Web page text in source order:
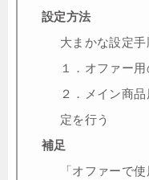
設定方法
大まかな設定手
１．オファー
２．メイン商
定を行う
補足
「オファーで